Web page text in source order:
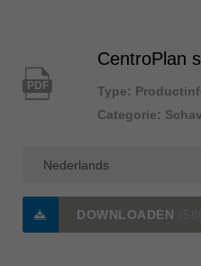
PDF
CentroPlan
Type:
Categorie:
DOWNLOADEN